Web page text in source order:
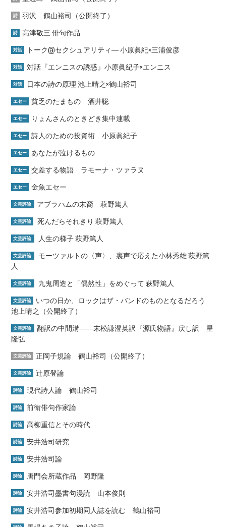
詩 羽沢 鶴山裕司（公開終了）
詩 高津敬三 俳句作品
対話 トーク@セクシュアリティ― 小原眞紀×三浦俊彦
対話 対話『エンニスの誘惑』小原眞紀子×エンニス
対話 日本の詩の原理 池上晴之×鶴山裕司
エセー 貧乏のたまもの 酒井聡
エセー りょんさんのときどき集中連載
エセー 詩人のための投資術 小原眞紀子
エセー あなたが泣けるもの
エセー 交差する物語 ラモーナ・ツァラヌ
エセー 金魚エセー
文芸評論 アブラハムの末裔 萩野篤人
文芸評論 死んだらそれきり 萩野篤人
文芸評論 人生の梯子 萩野篤人
文芸評論
モーツァルトの〈声〉、裏声で応えた小林秀雄 萩野篤
人
文芸評論 九鬼周造と「偶然性」をめぐって 萩野篤人
文芸評論
いつの日か、ロックはザ・バンドのものとなるだろう
池上晴之（公開終了）
文芸評論
翻訳の中間溝――末松謙澄英訳『源氏物語』戻し訳 星
隆弘
文芸評論 正岡子規論 鶴山裕司（公開終了）
文芸評論 辻原登論
詩論 現代詩人論 鶴山裕司
詩論 前衛俳句作家論
詩論 高柳重信とその時代
詩論 安井浩司研究
詩論 安井浩司論
詩論 唐門会所蔵作品 岡野隆
詩論 安井浩司墨書句漫読 山本俊則
詩論 安井浩司参加初期同人誌を読む 鶴山裕司